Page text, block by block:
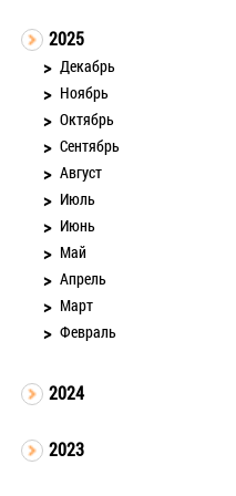
2025
Декабрь
Ноябрь
Октябрь
Сентябрь
Август
Июль
Июнь
Май
Апрель
Март
Февраль
2024
2023